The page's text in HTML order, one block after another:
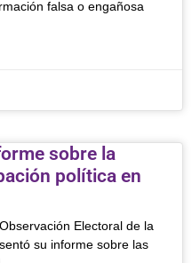
falsa o engañosa
sobre la
política en
Electoral de la
su informe sobre las